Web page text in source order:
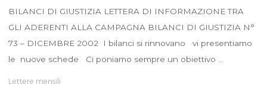
BILANCI DI GIUSTIZIA LETTERA DI INFORMAZIONE TRA
GLI ADERENTI ALLA CAMPAGNA BILANCI DI GIUSTIZIA N°
73 – DICEMBRE 2002 I bilanci si rinnovano vi presentiamo
le nuove schede Ci poniamo sempre un obiettivo …
Lettere mensili